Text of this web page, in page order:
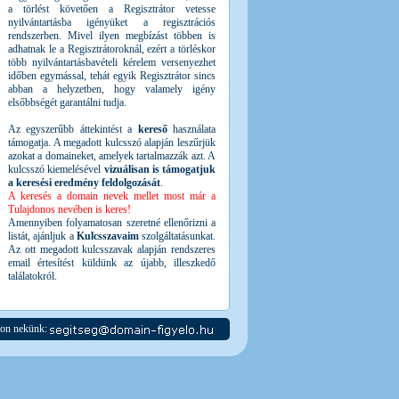
a törlést követően a Regisztrátor vetesse
nyilvántartásba igényüket a regisztrációs
rendszerben. Mivel ilyen megbízást többen is
adhatnak le a Regisztrátoroknál, ezért a törléskor
több nyilvántartásbavételi kérelem versenyezhet
időben egymással, tehát egyik Regisztrátor sincs
abban a helyzetben, hogy valamely igény
elsőbbségét garantálni tudja.
Az egyszerűbb áttekintést a keresőhasználata
támogatja. A megadott kulcsszó alapján leszűrjük
azokat a domaineket, amelyek tartalmazzák azt. A
kulcsszó kiemelésével vizuálisan is támogatjuk
a keresési eredmény feldolgozását.
A keresés a domain nevek mellet most már a
Tulajdonos nevében is keres!
Amennyiben folyamatosan szeretné ellenőrizni a
listát, ajánljuk a Kulcsszavaimszolgáltatásunkat.
Az ott megadott kulcsszavak alapján rendszeres
email értesítést küldünk az újabb, illeszkedő
találatokról.
nekünk: